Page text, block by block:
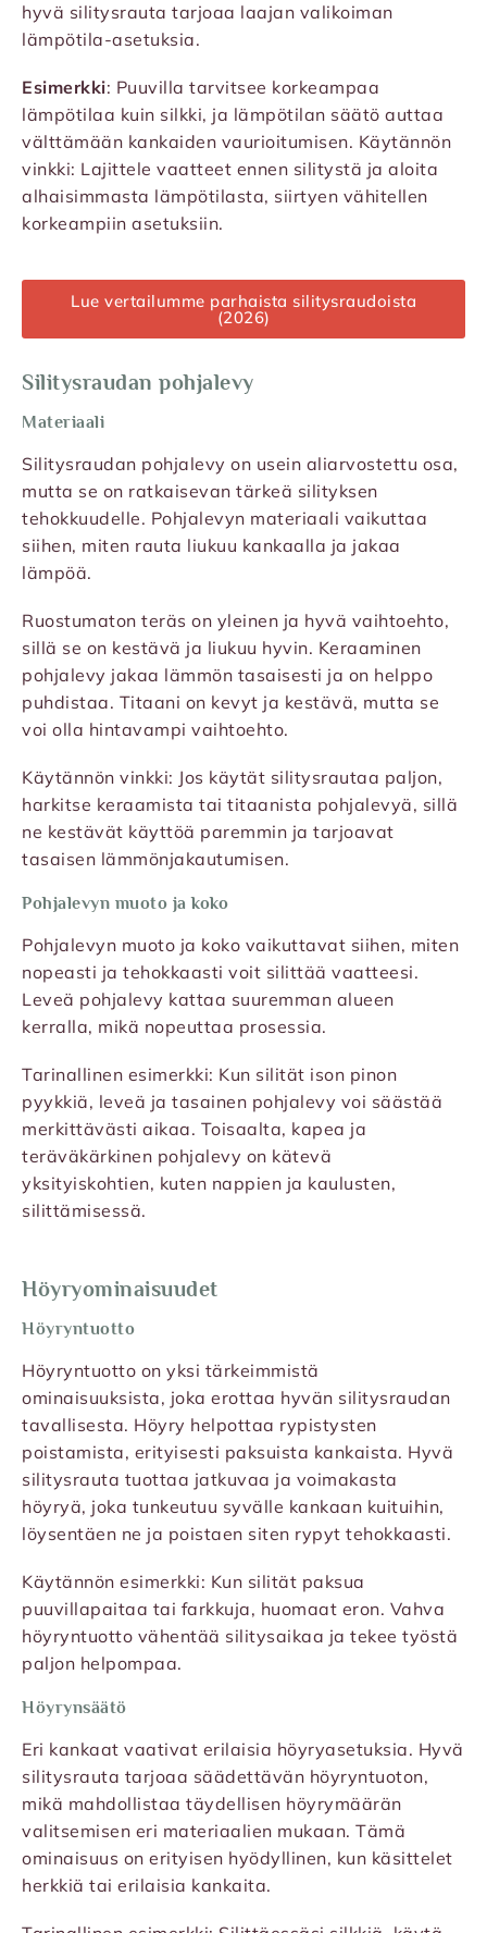
hyvä silitysrauta tarjoaa laajan valikoiman
lämpötila-asetuksia.
Esimerkki: Puuvilla tarvitsee korkeampaa
lämpötilaa kuin silkki, ja lämpötilan säätö auttaa
välttämään kankaiden vaurioitumisen. Käytännön
vinkki: Lajittele vaatteet ennen silitystä ja aloita
alhaisimmasta lämpötilasta, siirtyen vähitellen
korkeampiin asetuksiin.
Lue vertailumme parhaista silitysraudoista
(2026)
Silitysraudan pohjalevy
Materiaali
Silitysraudan pohjalevy on usein aliarvostettu osa,
mutta se on ratkaisevan tärkeä silityksen
tehokkuudelle. Pohjalevyn materiaali vaikuttaa
siihen, miten rauta liukuu kankaalla ja jakaa
lämpöä.
Ruostumaton teräs on yleinen ja hyvä vaihtoehto,
sillä se on kestävä ja liukuu hyvin. Keraaminen
pohjalevy jakaa lämmön tasaisesti ja on helppo
puhdistaa. Titaani on kevyt ja kestävä, mutta se
voi olla hintavampi vaihtoehto.
Käytännön vinkki: Jos käytät silitysrautaa paljon,
harkitse keraamista tai titaanista pohjalevyä, sillä
ne kestävät käyttöä paremmin ja tarjoavat
tasaisen lämmönjakautumisen.
Pohjalevyn muoto ja koko
Pohjalevyn muoto ja koko vaikuttavat siihen, miten
nopeasti ja tehokkaasti voit silittää vaatteesi.
Leveä pohjalevy kattaa suuremman alueen
kerralla, mikä nopeuttaa prosessia.
Tarinallinen esimerkki: Kun silität ison pinon
pyykkiä, leveä ja tasainen pohjalevy voi säästää
merkittävästi aikaa. Toisaalta, kapea ja
teräväkärkinen pohjalevy on kätevä
yksityiskohtien, kuten nappien ja kaulusten,
silittämisessä.
Höyryominaisuudet
Höyryntuotto
Höyryntuotto on yksi tärkeimmistä
ominaisuuksista, joka erottaa hyvän silitysraudan
tavallisesta. Höyry helpottaa rypistysten
poistamista, erityisesti paksuista kankaista. Hyvä
silitysrauta tuottaa jatkuvaa ja voimakasta
höyryä, joka tunkeutuu syvälle kankaan kuituihin,
löysentäen ne ja poistaen siten rypyt tehokkaasti.
Käytännön esimerkki: Kun silität paksua
puuvillapaitaa tai farkkuja, huomaat eron. Vahva
höyryntuotto vähentää silitysaikaa ja tekee työstä
paljon helpompaa.
Höyrynsäätö
Eri kankaat vaativat erilaisia höyryasetuksia. Hyvä
silitysrauta tarjoaa säädettävän höyryntuoton,
mikä mahdollistaa täydellisen höyrymäärän
valitsemisen eri materiaalien mukaan. Tämä
ominaisuus on erityisen hyödyllinen, kun käsittelet
herkkiä tai erilaisia kankaita.